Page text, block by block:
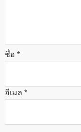
ชื่อ *
อีเมล *